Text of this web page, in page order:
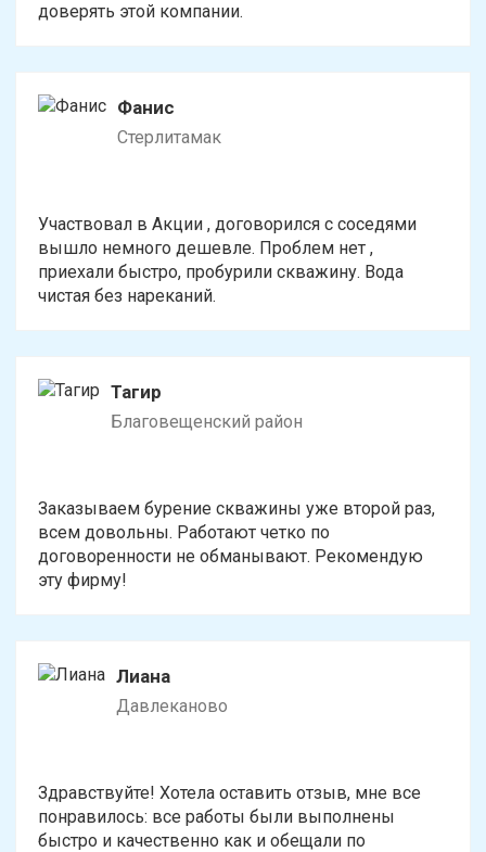
доверять этой компании.
Фанис
Стерлитамак
Участвовал в Акции , договорился с соседями
вышло немного дешевле. Проблем нет ,
приехали быстро, пробурили скважину. Вода
чистая без нареканий.
Тагир
Благовещенский район
Заказываем бурение скважины уже второй раз,
всем довольны. Работают четко по
договоренности не обманывают. Рекомендую
эту фирму!
Лиана
Давлеканово
Здравствуйте! Хотела оставить отзыв, мне все
понравилось: все работы были выполнены
быстро и качественно как и обещали по